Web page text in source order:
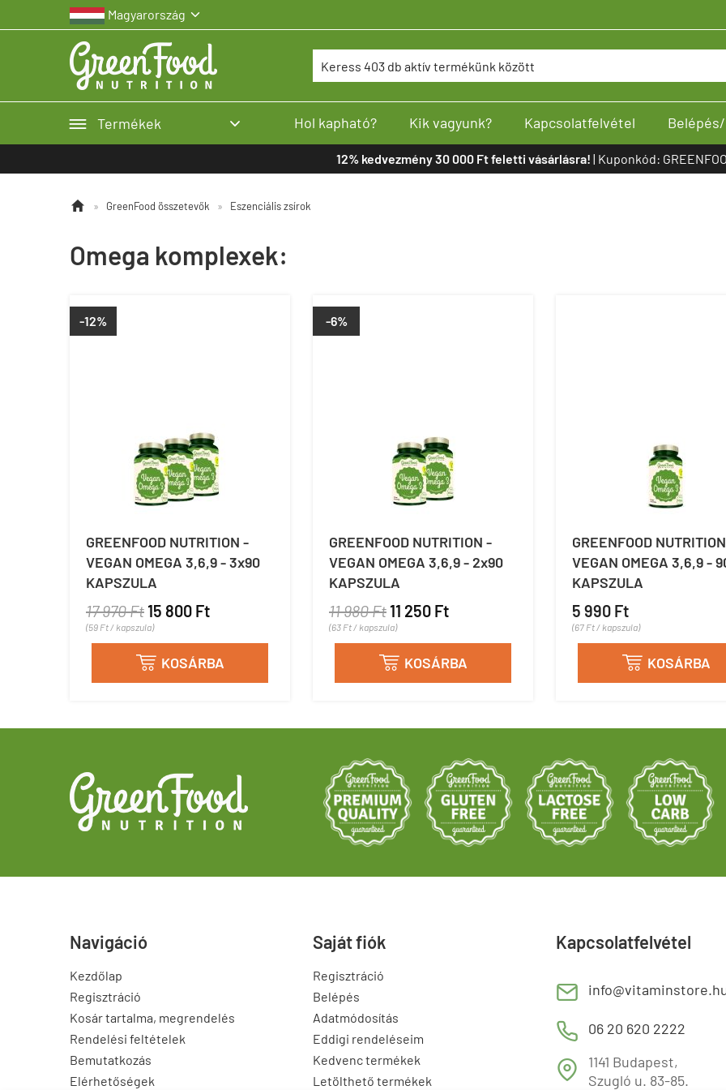
Magyarország 
 Termékek  Hol kapható? Kik vagyunk? Kapcsolatfelvétel
12% kedvezmény 30 000 Ft feletti vásárlásra! | Kuponkód:
 » GreenFood összetevők » Eszenciális zsírok
Omega komplexek:
-12%
GREENFOOD NUTRITION -
VEGAN OMEGA 3,6,9 - 3x90
KAPSZULA
17 970 Ft 15 800 Ft
(59 Ft / kapszula)
 KOSÁRBA
-6%
GREENFOOD NUTRITION -
VEGAN OMEGA 3,6,9 - 2x90
KAPSZULA
11 980 Ft 11 250 Ft
(63 Ft / kapszula)
 KOSÁRBA
GREENFOOD
VEGAN OMEGA 3,6,9 -
KAPSZULA
5 990 Ft
(67 Ft / kapszula)
 KOSÁRBA
Navigáció
Kezdőlap
Regisztráció
Kosár tartalma, megrendelés
Rendelési feltételek
Bemutatkozás
Elérhetőségek
Saját fiók
Regisztráció
Belépés
Adatmódosítás
Eddigi rendeléseim
Kedvenc termékek
Letölthető termékek
Kapcsolatfelvétel
E
M 06 20 620 2222
T
1141 Budapest,
Szugló u. 83-85.